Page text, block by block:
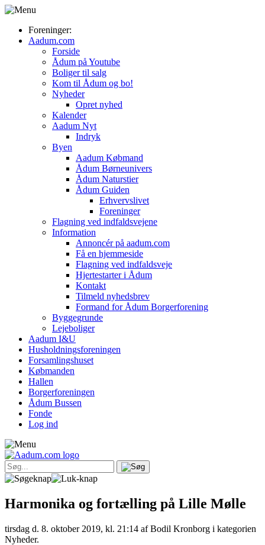
Foreninger:
Aadum.com
Forside
Ådum på Youtube
Boliger til salg
Kom til Ådum og bo!
Nyheder
Opret nyhed
Kalender
Aadum Nyt
Indryk
Byen
Aadum Købmand
Ådum Børneunivers
Ådum Naturstier
Ådum Guiden
Erhvervslivet
Foreninger
Flagning ved indfaldsvejene
Information
Annoncér på aadum.com
Få en hjemmeside
Flagning ved indfaldsveje
Hjertestarter i Ådum
Kontakt
Tilmeld nyhedsbrev
Formand for Ådum Borgerforening
Byggegrunde
Lejeboliger
Aadum I&U
Husholdningsforeningen
Forsamlingshuset
Købmanden
Hallen
Borgerforeningen
Ådum Bussen
Fonde
Log ind
Harmonika og fortælling på Lille Mølle
tirsdag d. 8. oktober 2019, kl. 21:14 af Bodil Kronborg i kategorien
Nyheder.